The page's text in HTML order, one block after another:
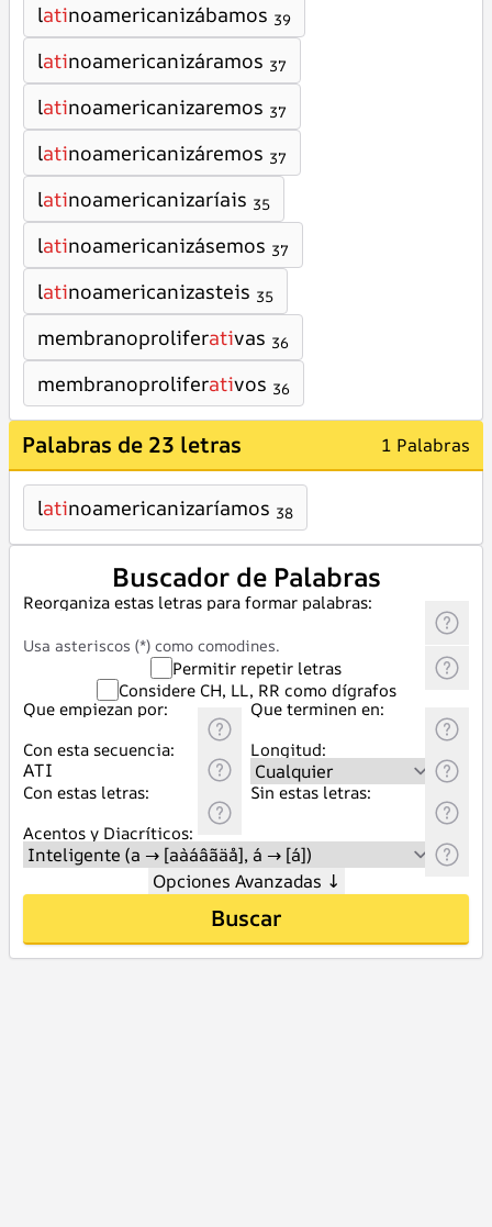
latinoamericanizábamos 39
latinoamericanizáramos 37
latinoamericanizaremos 37
latinoamericanizáremos 37
latinoamericanizaríais 35
latinoamericanizásemos 37
latinoamericanizasteis 35
membranoproliferativas 36
membranoproliferativos 36
Palabras de 23 letras 1 Palabras
latinoamericanizaríamos 38
Buscador de Palabras
Reorganiza estas letras para formar palabras:
Usa asteriscos (*) como comodines.
Permitir repetir letras
Considere CH, LL, RR como dígrafos
Que empiezan por:
Que terminen en:
Con esta secuencia:
Longitud:
Con estas letras:
Sin estas letras:
Acentos y Diacríticos:
Opciones Avanzadas ↓
Buscar